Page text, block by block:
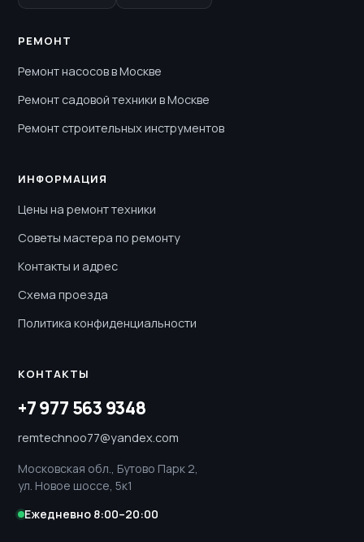
РЕМОНТ
Ремонт насосов в Москве
Ремонт садовой техники в Москве
Ремонт строительных инструментов
ИНФОРМАЦИЯ
Цены на ремонт техники
Советы мастера по ремонту
Контакты и адрес
Схема проезда
Политика конфиденциальности
КОНТАКТЫ
+7 977 563 9348
remtechnoo77@yandex.com
Московская обл., Бутово Парк 2,
ул. Новое шоссе, 5к1
Ежедневно 8:00–20:00